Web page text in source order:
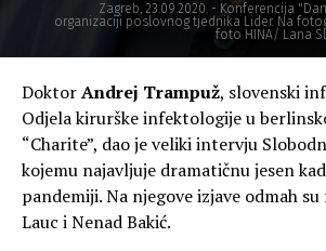
Zagreb, 23.09.2020. - Konferencija
organizaciji poslovnog tjednika Lider. Na
foto HINA/ Lana
DoktorAndrej Trampuž, slovenski
Odjela kirurške infektologije u
“Charite”, dao je veliki intervju
kojemu najavljuje dramatičnu jesen
pandemiji. Na njegove izjave odmah
Lauc i Nenad Bakić.